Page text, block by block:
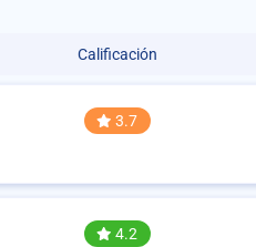
Calificación
3.7
4.2